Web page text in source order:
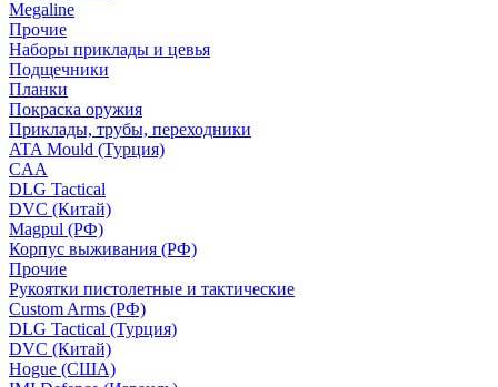
Megaline
Прочие
Наборы приклады и цевья
Подщечники
Планки
Покраска оружия
Приклады, трубы, переходники
ATA Mould (Турция)
CAA
DLG Tactical
DVC (Китай)
Magpul (РФ)
Корпус выживания (РФ)
Прочие
Рукоятки пистолетные и тактические
Custom Arms (РФ)
DLG Tactical (Турция)
DVC (Китай)
Hogue (США)